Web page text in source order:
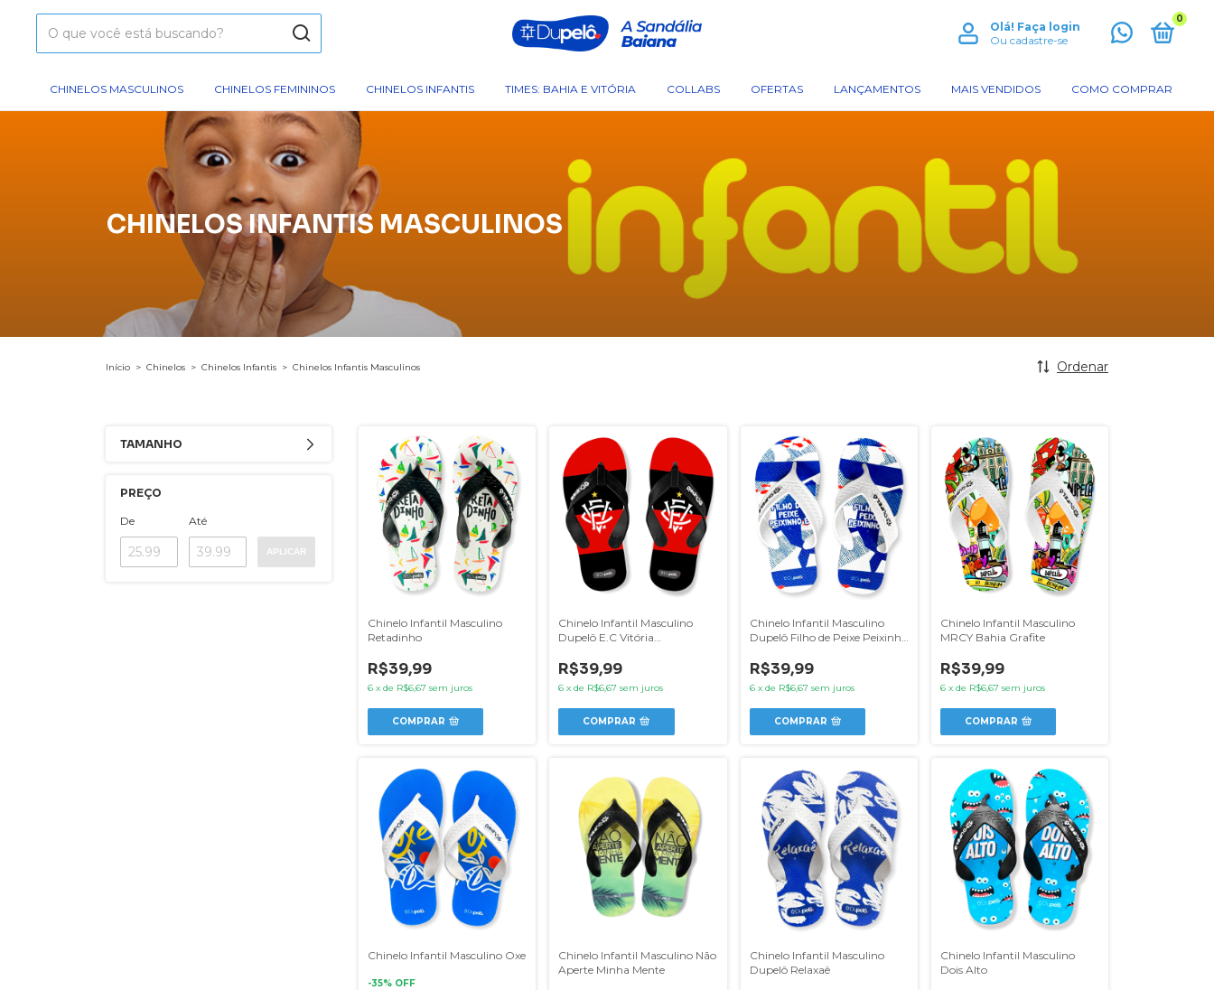
Olá! Faça login
Ou cadastre-se
0
CHINELOS MASCULINOS CHINELOS FEMININOS CHINELOS INFANTIS TIMES: BAHIA E VITÓRIA COLLABS OFERTAS LANÇAMENTOS MAIS VENDIDOS COMO COMPRAR
CHINELOS INFANTIS MASCULINOS
Início > Chinelos > Chinelos Infantis > Chinelos Infantis Masculinos Ordenar
TAMANHO
PREÇO
De Até
APLICAR
Chinelo Infantil Masculino
Retadinho
R$39,99
6 x de R$6,67 sem juros
COMPRAR
Chinelo Infantil Masculino
Dupelô E.C Vitória
R$39,99
6 xde R$6,67 sem juros
COMPRAR
Chinelo Infantil Masculino
Dupelô Filho de Peixe Peixinho
R$39,99
6 x de R$6,67 sem juros
COMPRAR
Chinelo Infantil Masculino
MRCY Bahia Grafite
R$39,99
6 x de R$6,67 sem juros
COMPRAR
Chinelo Infantil Masculino Oxe
-35% OFF
Chinelo Infantil Masculino Não
Aperte Minha Mente
Chinelo Infantil Masculino
Dupelô Relaxaê
Chinelo Infantil Masculino
Dois Alto